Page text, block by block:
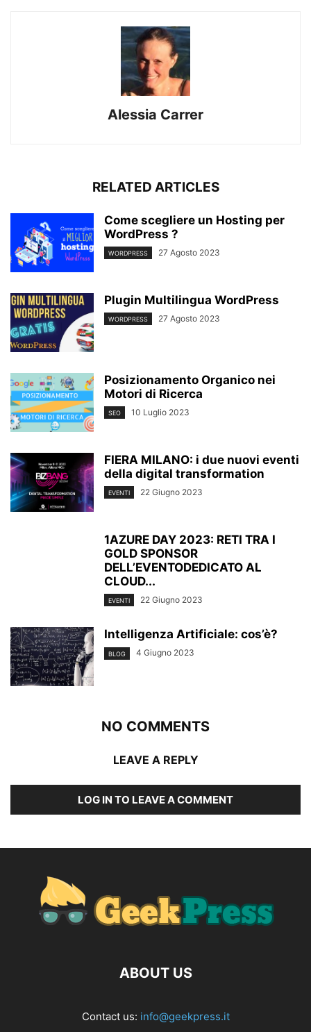
Alessia Carrer
RELATED ARTICLES
Come scegliere un Hosting per
WordPress ?
WORDPRESS 27 Agosto 2023
Plugin Multilingua WordPress
WORDPRESS 27 Agosto 2023
Posizionamento Organico nei
Motori di Ricerca
SEO 10 Luglio 2023
FIERA MILANO: i due nuovi eventi
della digital transformation
EVENTI 22 Giugno 2023
1AZURE DAY 2023: RETI TRA I
GOLD SPONSOR
DELL’EVENTODEDICATO AL
CLOUD...
EVENTI 22 Giugno 2023
Intelligenza Artificiale: cos’è?
BLOG 4 Giugno 2023
NO COMMENTS
LEAVE A REPLY
LOG IN TO LEAVE A COMMENT
ABOUT US
Contact us: info@geekpress.it